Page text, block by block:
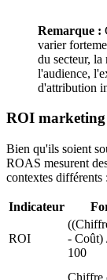
Remarque :
varier
du secteur, la
l'audience,
d'attribution
ROI marketing
Bien qu'ils soient
ROAS mesurent
contextes différents :
Indicateur
ROI
- Coût)
100
Chiffre